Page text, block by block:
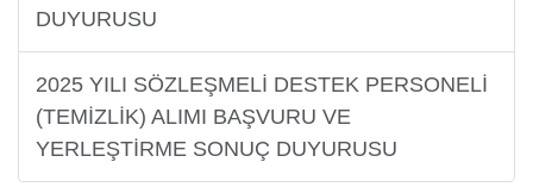
DUYURUSU
2025 YILI SÖZLEŞMELİ DESTEK PERSONELİ
(TEMİZLİK) ALIMI BAŞVURU VE
YERLEŞTİRME SONUÇ DUYURUSU